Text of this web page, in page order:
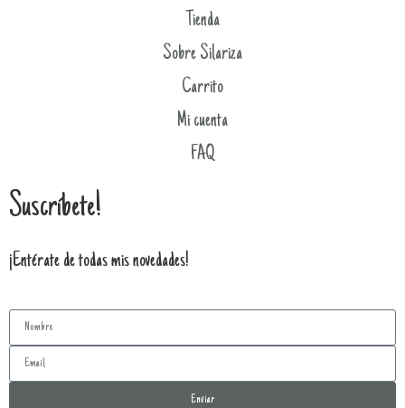
Tienda
Sobre Silariza
Carrito
Mi cuenta
FAQ
Suscríbete!
¡Entérate de todas mis novedades!
Enviar